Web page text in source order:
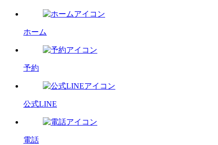
ホーム
予約
公式LINE
電話